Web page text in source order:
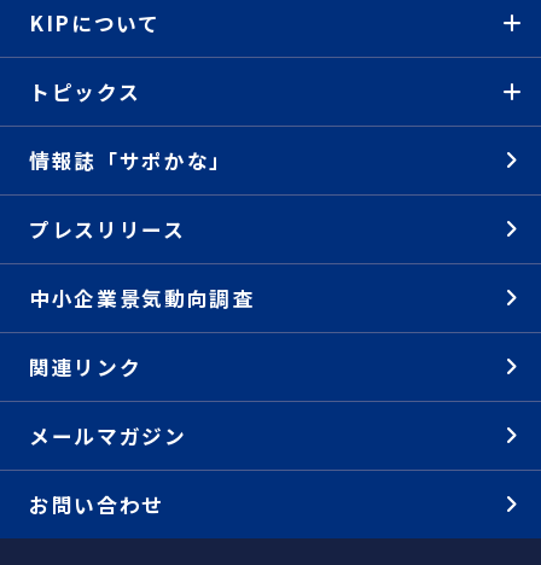
KIPについて
トピックス
情報誌「サポかな」
プレスリリース
中小企業景気動向調査
関連リンク
メールマガジン
お問い合わせ